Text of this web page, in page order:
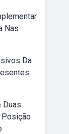
Nas
Da
Duas
Posição